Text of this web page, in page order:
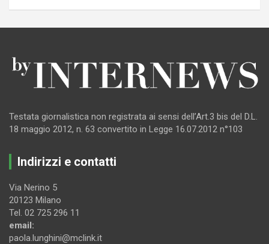
Testata giornalistica non registrata ai sensi dell’Art.3 bis del D.L.
18 maggio 2012, n. 63 convertito in Legge 16.07.2012 n°103
Indirizzi e contatti
Via Nerino 5
20123 Milano
Tel. 02 725 296 11
email:
paola.lunghini@mclink.it